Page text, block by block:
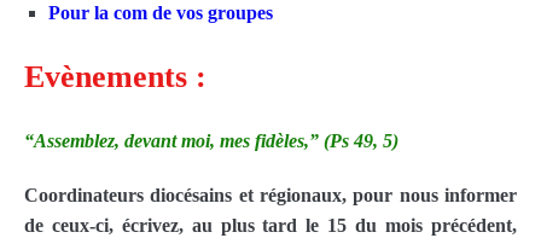
Pour la com de vos groupes
Evènements :
“Assemblez, devant moi, mes fidèles,” (Ps 49, 5)
Coordinateurs diocésains et régionaux, pour nous informer
de ceux-ci, écrivez, au plus tard le 15 du mois précédent,